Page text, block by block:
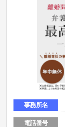
事務所名
電話番号